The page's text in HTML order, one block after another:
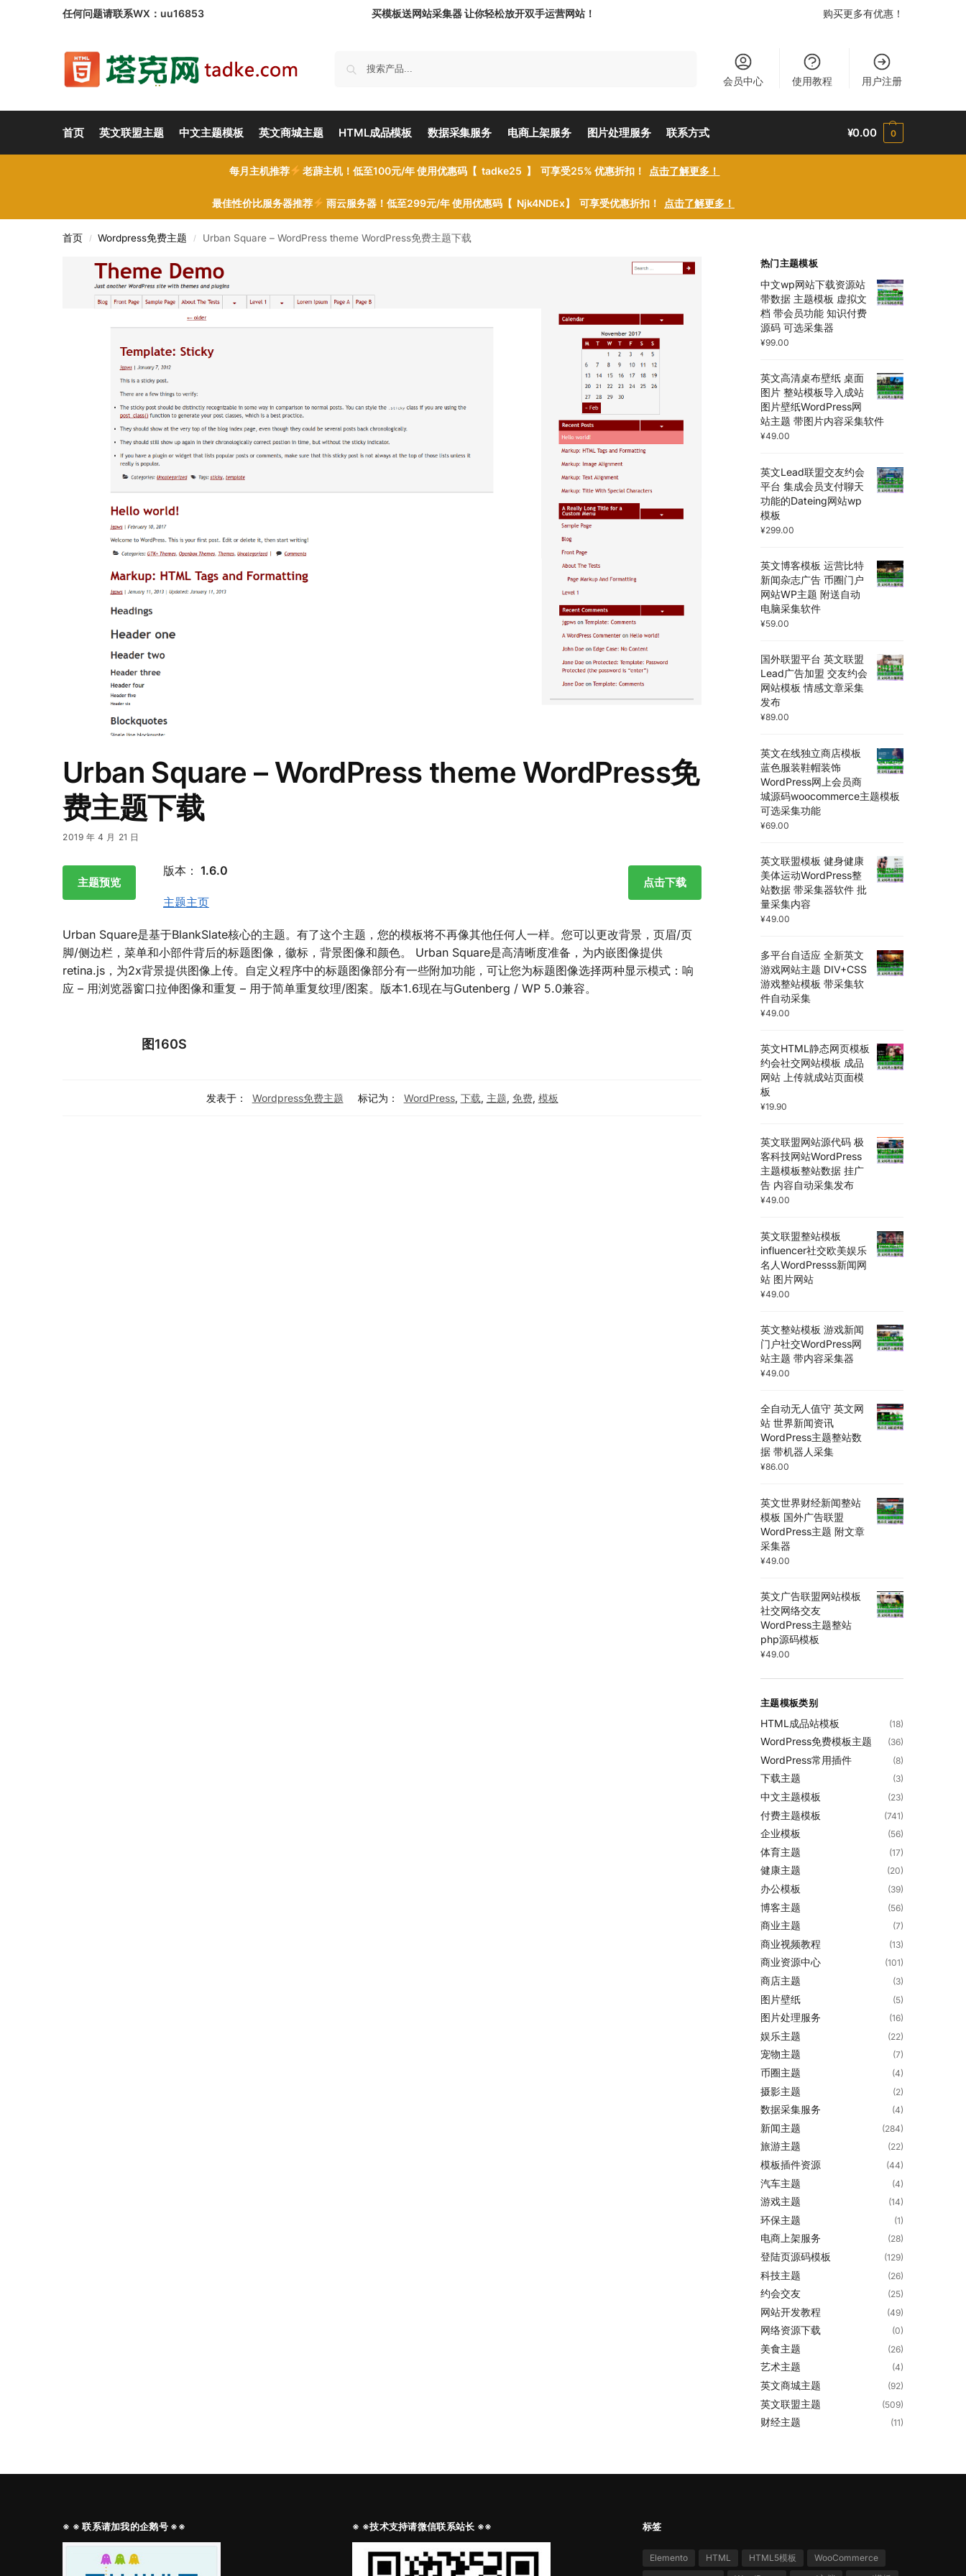
任何问题请联系WX：uu16853 买模板送网站采集器 让你轻松放开双手运营网站！ 购买更多有优惠！
会员中心 使用教程 用户注册
首页 英文联盟主题 中文主题模板 英文商城主题 HTML成品模板 数据采集服务 电商上架服务 图片处理服务 联系方式 ¥0.00 0
每月主机推荐 老薜主机！低至100元/年 使用优惠码【 tadke25 】 可享受25% 优惠折扣！ 点击了解更多！
最佳性价比服务器推荐 雨云服务器！低至299元/年 使用优惠码【 Njk4NDEx】 可享受优惠折扣！ 点击了解更多！
首页 / Wordpress免费主题 / Urban Square – WordPress theme WordPress免费主题下载
Urban Square – WordPress theme WordPress免
费主题下载
2019 年 4 月 21 日
主题预览 点击下载
版本： 1.6.0
主题主页
Urban Square是基于BlankSlate核心的主题。有了这个主题，您的模板将不再像其他任何人一样。您可以更改背景，页眉/页
脚/侧边栏，菜单和小部件背后的标题图像，徽标，背景图像和颜色。 Urban Square是高清晰度准备，为内嵌图像提供
retina.js，为2x背景提供图像上传。自定义程序中的标题图像部分有一些附加功能，可让您为标题图像选择两种显示模式：响
应 – 用浏览器窗口拉伸图像和重复 – 用于简单重复纹理/图案。版本1.6现在与Gutenberg / WP 5.0兼容。
图160S
发表于： Wordpress免费主题 标记为： WordPress, 下载, 主题, 免费, 模板
热门主题模板
中文wp网站下载资源站
带数据 主题模板 虚拟文
档 带会员功能 知识付费
源码 可选采集器
¥99.00
英文高清桌布壁纸 桌面
图片 整站模板导入成站
图片壁纸WordPress网
站主题 带图片内容采集软件
¥49.00
英文Lead联盟交友约会
平台 集成会员支付聊天
功能的Dateing网站wp
模板
¥299.00
英文博客模板 运营比特
新闻杂志广告 币圈门户
网站WP主题 附送自动
电脑采集软件
¥59.00
国外联盟平台 英文联盟
Lead广告加盟 交友约会
网站模板 情感文章采集
发布
¥89.00
英文在线独立商店模板
蓝色服装鞋帽装饰
WordPress网上会员商
城源码woocommerce主题模板
可选采集功能
¥69.00
英文联盟模板 健身健康
美体运动WordPress整
站数据 带采集器软件 批
量采集内容
¥49.00
多平台自适应 全新英文
游戏网站主题 DIV+CSS
游戏整站模板 带采集软
件自动采集
¥49.00
英文HTML静态网页模板
约会社交网站模板 成品
网站 上传就成站页面模
板
¥19.90
英文联盟网站源代码 极
客科技网站WordPress
主题模板整站数据 挂广
告 内容自动采集发布
¥49.00
英文联盟整站模板
influencer社交欧美娱乐
名人WordPresss新闻网
站 图片网站
¥49.00
英文整站模板 游戏新闻
门户社交WordPress网
站主题 带内容采集器
¥49.00
全自动无人值守 英文网
站 世界新闻资讯
WordPress主题整站数
据 带机器人采集
¥86.00
英文世界财经新闻整站
模板 国外广告联盟
WordPress主题 附文章
采集器
¥49.00
英文广告联盟网站模板
社交网络交友
WordPress主题整站
php源码模板
¥49.00
主题模板类别
HTML成品站模板 (18)
WordPress免费模板主题 (36)
WordPress常用插件 (8)
下载主题 (3)
中文主题模板 (23)
付费主题模板 (741)
企业模板 (56)
体育主题 (17)
健康主题 (20)
办公模板 (39)
博客主题 (56)
商业主题 (7)
商业视频教程 (13)
商业资源中心 (101)
商店主题 (3)
图片壁纸 (5)
图片处理服务 (16)
娱乐主题 (22)
宠物主题 (7)
币圈主题 (4)
摄影主题 (2)
数据采集服务 (4)
新闻主题 (284)
旅游主题 (22)
模板插件资源 (44)
汽车主题 (4)
游戏主题 (14)
环保主题 (1)
电商上架服务 (28)
登陆页源码模板 (129)
科技主题 (26)
约会交友 (25)
网站开发教程 (49)
网络资源下载 (0)
美食主题 (26)
艺术主题 (4)
英文商城主题 (92)
英文联盟主题 (509)
财经主题 (11)
※ ※ 联系请加我的企鹅号 ※※ ※ ※技术支持请微信联系站长 ※※ 标签
Elemento HTML HTML5模板
WooCommerce